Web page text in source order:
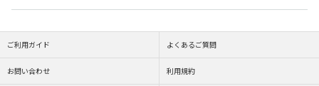
ご利用ガイド よくあるご質問
お問い合わせ 利用規約